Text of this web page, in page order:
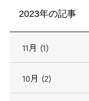
2023年の記事
11月 (1)
10月 (2)